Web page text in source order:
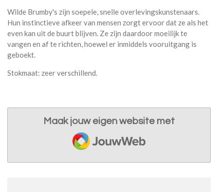
Wilde Brumby's zijn soepele, snelle overlevingskunstenaars.
Hun instinctieve afkeer van mensen zorgt ervoor dat ze als het
even kan uit de buurt blijven. Ze zijn daardoor moeilijk te
vangen en af te richten, hoewel er inmiddels vooruitgang is
geboekt.
Stokmaat: zeer verschillend.
Maak jouw eigen website met
JouwWeb